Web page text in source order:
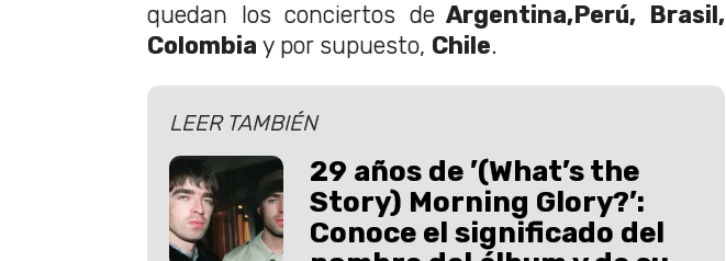
quedan los conciertos deArgentina,Perú, Brasil,
Colombia y por supuesto, Chile.
LEER TAMBIÉN
29 años de ’(What’s the
Story) Morning Glory?’:
Conoce el significado del